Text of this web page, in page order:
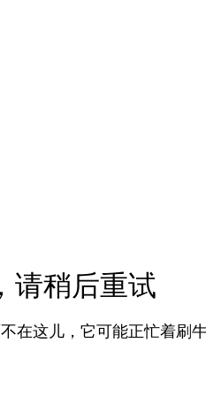
请稍后重试
在这儿，它可能正忙着刷